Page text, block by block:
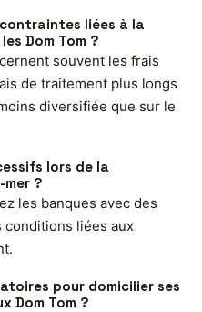
liées à la
Dom Tom ?
souvent les frais
de traitement plus longs
diversifiée que sur le
lors de la
?
les banques avec des
liées aux
pour domicilier ses
Dom Tom ?